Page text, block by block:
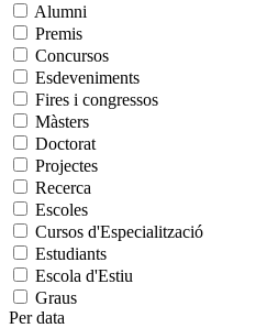
Alumni
Premis
Concursos
Esdeveniments
Fires i congressos
Màsters
Doctorat
Projectes
Recerca
Escoles
Cursos d'Especialització
Estudiants
Escola d'Estiu
Graus
Per data